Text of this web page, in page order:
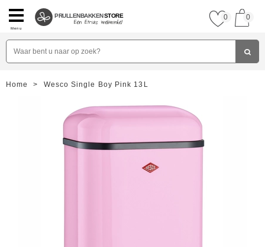
Menu
PRULLENBAKKENSTORE 0 0
Home > Wesco Single Boy Pink 13L